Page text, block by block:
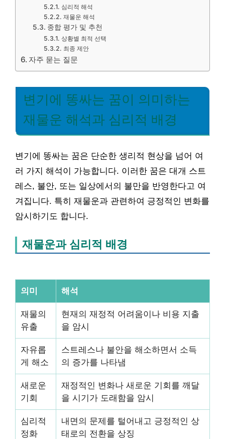
심리적 해석
재물운 해석
종합 평가 및 추천
상황별 최적 선택
최종 제안
자주 묻는 질문
변기에 똥싸는 꿈이 의미하는
재물운 해석과 심리적 배경
변기에 똥싸는 꿈은 단순한 생리적 현상을 넘어 여
러 가지 해석이 가능합니다. 이러한 꿈은 대개 스트
레스, 불안, 또는 일상에서의 불만을 반영한다고 여
겨집니다. 특히 재물운과 관련하여 긍정적인 변화를
암시하기도 합니다.
재물운과 심리적 배경
의미 해석
재물의
유출
현재의 재정적 어려움이나 비용 지출
을 암시
자유롭
게 해소
스트레스나 불안을 해소하면서 소득
의 증가를 나타냄
새로운
기회
재정적인 변화나 새로운 기회를 깨달
을 시기가 도래함을 암시
심리적
정화
내면의 문제를 털어내고 긍정적인 상
태로의 전환을 상징